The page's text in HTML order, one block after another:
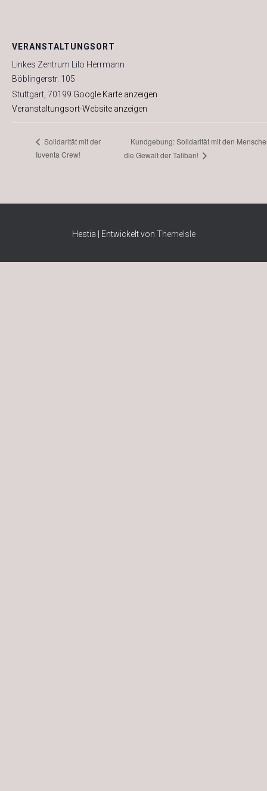
VERANSTALTUNGSORT
Linkes Zentrum Lilo Herrmann
Böblingerstr. 105
Stuttgart 70199 Google Karte anzeigen
Veranstaltungsort-Website anzeigen
Solidarität mit der
Iuventa Crew!
Kundgebung: Solidarität mit den
die Gewalt der Taliban!
Hestia | Entwickelt von ThemeIsle